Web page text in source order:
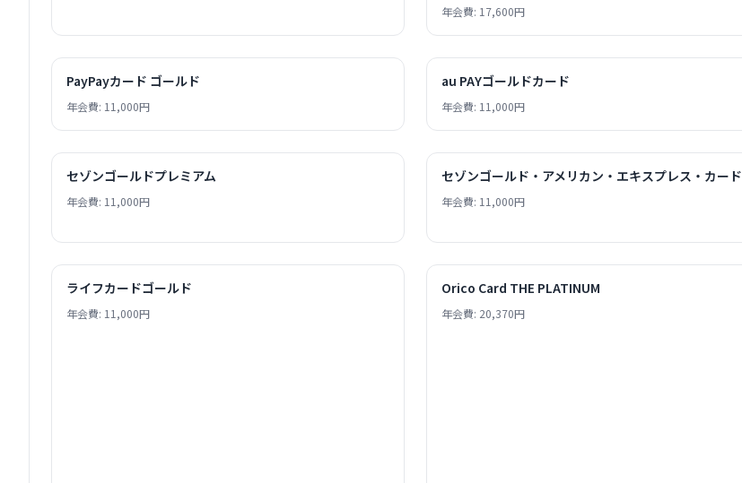
年会費: 17,600円
PayPayカード ゴールド
年会費: 11,000円
au PAYゴールドカード
年会費: 11,000円
セゾンゴールドプレミアム
年会費: 11,000円
セゾンゴールド・アメリカン・エキスプレス・カード
年会費: 11,000円
ライフカードゴールド
年会費: 11,000円
Orico Card THE PLATINUM
年会費: 20,370円